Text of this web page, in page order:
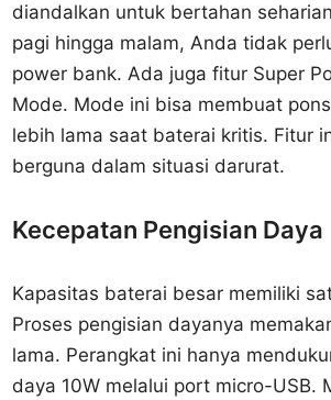
diandalkan untuk bertahan
pagi hingga malam, Anda tidak
power bank. Ada juga fitur Super
Mode. Mode ini bisa membuat
lebih lama saat baterai kritis. Fitur
berguna dalam situasi darurat.
Kecepatan Pengisian Daya
Kapasitas baterai besar memiliki
Proses pengisian dayanya
lama. Perangkat ini hanya
daya 10W melalui port micro-USB.